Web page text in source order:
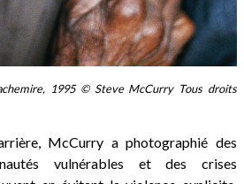
1995 © Steve McCurry Tous droits
McCurry a photographié des
vulnérables et des crises